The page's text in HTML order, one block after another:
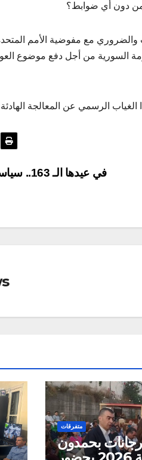
من دون أي ضوابط؟
مع مفوضية الأمم
السورية من أجل دفع موضوع
الرسمي عن المعالجة
في
متفرقات
بحمدون